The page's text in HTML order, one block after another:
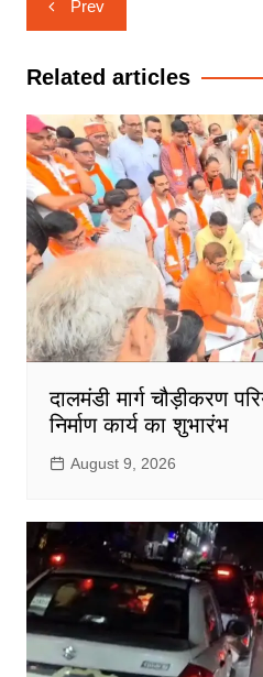
navigation
Prev
Related articles
दालमंडी मार्ग चौड़ीकरण
निर्माण कार्य का शुभारंभ
August 9, 2026